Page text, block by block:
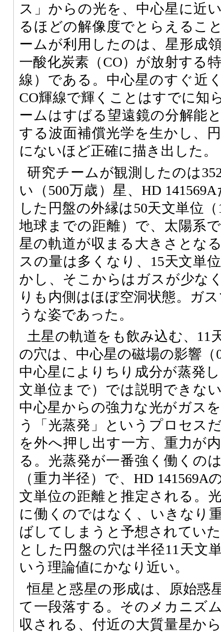
ス」からの光を、中心星に近
るほどの解像度でとらえるこ
ームが利用したのは、星形成
一酸化炭素（CO）が放射する
線）である。中心星のすぐ近
CO輝線で輝くことはすでに知
ームはすばる望遠鏡の分解能
する波面補償光学を生かし、
にないほど正確に描き出した。
研究チームが観測したのは
い（500万歳）星、HD
した円盤の外縁は50天文単位
地球までの距離）で、太陽系
星の軌道が収まる大きさとな
スの量は多くなり、15天文単
かし、そこからはガスが少な
りも内側はほぼ空洞状態。ガ
うな姿であった。
土星の軌道をも飲み込む、11
の穴は、中心星の磁場の影響（
中心星によりちり成分が蒸発
文単位まで）では説明できな
中心星からの強力な光がガス
う「光蒸発」というプロセス
を外へ押し出す一方、重力が
る。光蒸発が一番強く働くの
（重力半径）で、HD 141569A
文単位の距離と推定される。
に働くのではなく、いきなり
ばしてしまうと予想されてい
とした円盤の穴は半径11天文
いう理論値にかなり近い。
恒星と惑星の形成は、原始惑
て一段落する。そのメカニズ
収される、付近の大質量星か